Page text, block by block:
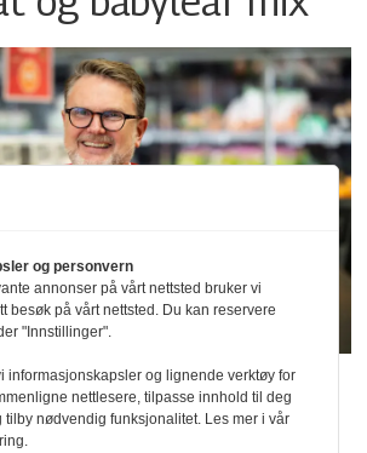
da Norge slo
og personvern
annonser på vårt nettsted bruker vi
besøk på vårt nettsted. Du kan reservere
"Innstillinger".
informasjonskapsler og lignende verktøy for
nettlesere, tilpasse innhold til deg
tilby nødvendig funksjonalitet. Les mer i vår